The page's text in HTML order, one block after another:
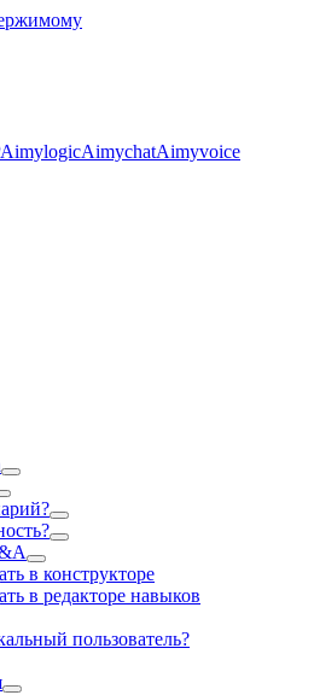
AimylogicAimychatAimyvoice
в конструкторе
в редакторе навыков
пользователь?